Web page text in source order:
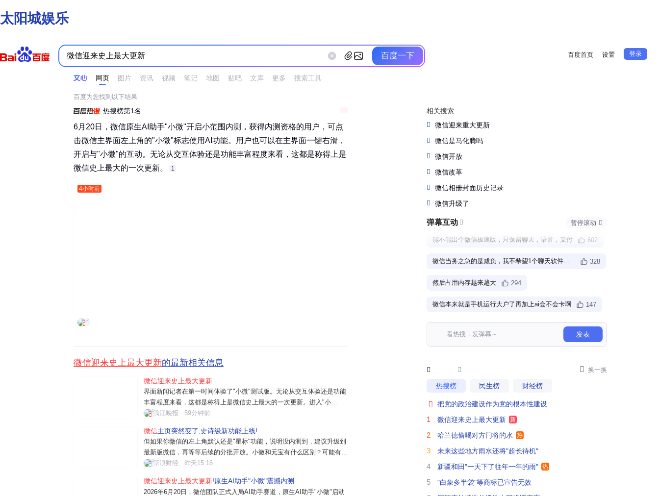
太阳城娱乐
百度一下 百度首页 设置 登录
网页 图片 资讯 视频 笔记 地图 贴吧 文库 更多 搜索工具
相关搜索
微信迎来重大更新
微信是马化腾吗
微信开放
微信改革
微信相册封面历史记录
微信升级了
弹幕互动  暂停滚动 
602
能不能出个微信极速版，只保留聊天，语音，支付
328
294
然后占用内存越来越大
147
微信本来就是手机运行大户了再加上ai会不会卡啊
89
AI不仅能替你工作，还能代替你工作
59
能不能别走支付宝那条路
微信是啥？是ai软件？广告软件？杂乱无章
4
小微啊,你可知道我多爱你
还以为是个微信智能AI贷款软件呢
发表
   换一换
热搜榜 民生榜 财经榜
 把党的政治建设作为党的根本性建设
1 微信迎来史上最大更新 新
2 哈兰德偷喝对方门将的水 热
3 未来这些地方雨水还将"超长待机"
4 新疆和田"一天下了往年一年的雨" 热
5 "白象多半袋"等商标已宣告无效
时间不限 所有网页和文件 站点内检索
百度为您找到以下结果
热搜榜第1名
6月20日，微信原生AI助手"小微"开启小范围内测，获得内测资格的用户，可点
击微信主界面左上角的"小微"标志使用AI功能。用户也可以在主界面一键右滑，
开启与"小微"的互动。无论从交互体验还是功能丰富程度来看，这都是称得上是
微信史上最大的一次更新。‌‌
1
4小时前
界面新闻
微信迎来史上最大更新的最新相关信息
微信迎来史上最大更新
界面新闻记者在第一时间体验了"小微"测试版。无论从交互体验还是功能
丰富程度来看，这都是称得上是微信史上最大的一次更新。进入"小
微"后，用户可通过文字或语音对话来操作一些基础功能，包括日常对
如"给妈妈发生日快乐"、"转账给XXX"、"抓取近两天朋友圈中值
钱江晚报 59分钟前
微信主页突然变了,史诗级新功能上线!
但如果你微信的左上角默认还是"星标"功能，说明没内测到，建议升级到
最新版微信，再等等后续的分批开放。小微和元宝有什么区别？可能有人
会问：之前微信不就加入元宝合并总结消息、提炼文件、文章提炼等 AI
全依赖的是独立的腾讯元宝APP，它不...
新浪财经 昨天15:16
微信迎来史上最大更新!原生AI助手"小微"震撼内测
2026年6月20日，微信团队正式入局AI助手赛道，原生AI助手"小微"启动